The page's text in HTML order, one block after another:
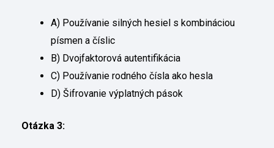
A) Používanie silných hesiel s kombináciou
písmen a číslic
B) Dvojfaktorová autentifikácia
C) Používanie rodného čísla ako hesla
D) Šifrovanie výplatných pások
Otázka 3: